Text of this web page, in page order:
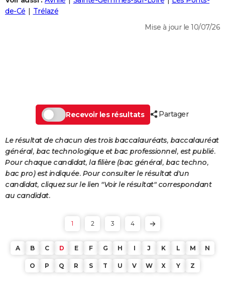
Destinations
City break
Voyage nature
Voyage de noces
Forum
Climat
+
PHOTO
Dictionnaire
PROGRAMME TV
S'inscrire
Se connecter
Lycées
Collèges
Primaires
Universités
Entreprises
Service militaire
Avis de recherche
AVIS DE DÉCÈS
FORUM
Bricolage
Lifestyle
Culture
Sport
Auto
Television
Voyage
Cinema
de-Cé
Trélazé
Mise à jour le 10/07/26
Recevoir les résultats Partager
Le résultat de chacun des trois baccalauréats, baccalauréat
général, bac technologique et bac professionnel, est publié.
Pour chaque candidat, la filière (bac général, bac techno,
bac pro) est indiquée. Pour consulter le résultat d'un
candidat, cliquez sur le lien "Voir le résultat" correspondant
au candidat.
1 2 3 4
A B C D E F G H I J K L M N
O P Q R S T U V W X Y Z